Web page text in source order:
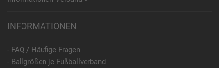
INFORMATIONEN
- FAQ / Häufige Fragen
- Ballgrößen je Fußballverband